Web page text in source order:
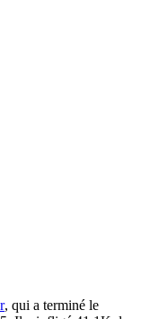
, qui a terminé le